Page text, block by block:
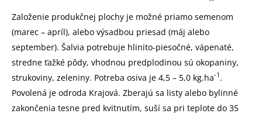
Založenie produkčnej plochy je možné priamo semenom
(marec – apríl), alebo výsadbou priesad (máj alebo
september). Šalvia potrebuje hlinito-piesočné, vápenaté,
stredne ťažké pôdy, vhodnou predplodinou sú okopaniny,
strukoviny, zeleniny. Potreba osiva je 4,5 – 5,0 kg.ha-1 .
Povolená je odroda Krajová. Zberajú sa listy alebo bylinné
zakončenia tesne pred kvitnutím, suší sa pri teplote do 35